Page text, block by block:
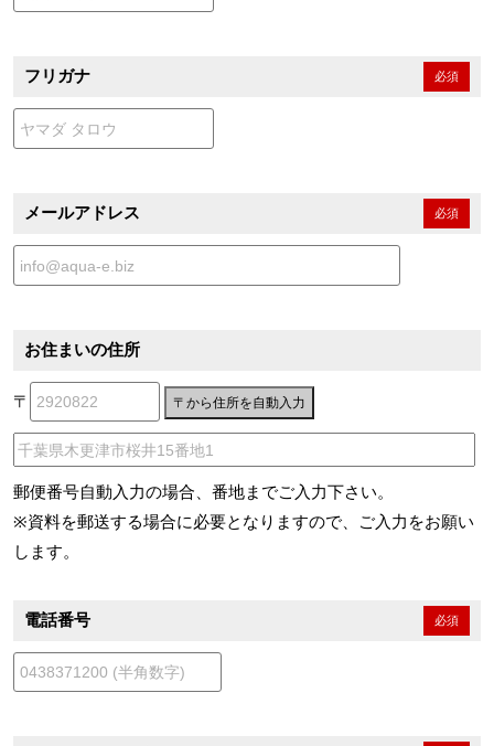
フリガナ 必須
メールアドレス 必須
お住まいの住所
〒
郵便番号自動入力の場合、番地までご入力下さい。
※資料を郵送する場合に必要となりますので、ご入力をお願い
します。
電話番号 必須